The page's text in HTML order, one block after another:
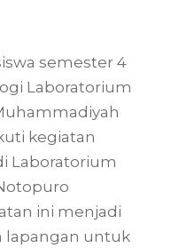
semester 4
Laboratorium
kegiatan
Laboratorium
ini menjadi
lapangan untuk